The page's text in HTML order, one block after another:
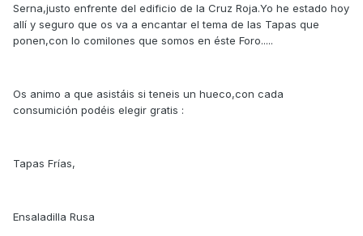
Serna,justo enfrente del edificio de la Cruz Roja.Yo he estado hoy
allí y seguro que os va a encantar el tema de las Tapas que
ponen,con lo comilones que somos en éste Foro.....
Os animo a que asistáis si teneis un hueco,con cada
consumición podéis elegir gratis :
Tapas Frías,
Ensaladilla Rusa